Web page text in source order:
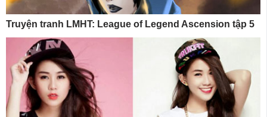
Truyện tranh LMHT: League of Legend Ascension tập 5